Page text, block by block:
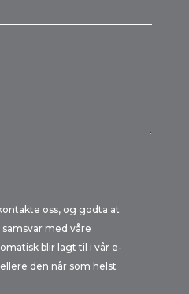
oss, og godta at
med våre
blir lagt til i vår e-
den når som helst